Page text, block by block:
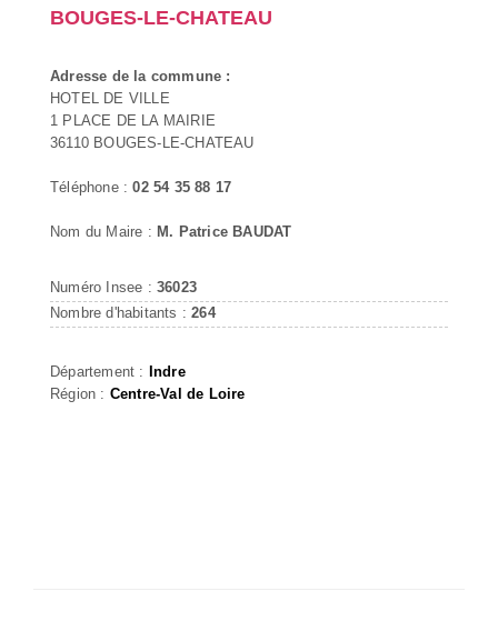
BOUGES-LE-CHATEAU
Adresse de la commune :
HOTEL DE VILLE
1 PLACE DE LA MAIRIE
36110 BOUGES-LE-CHATEAU
Téléphone :02 54 35 88 17
Nom du Maire : M. Patrice BAUDAT
Numéro Insee : 36023
Nombre d'habitants :264
Département : Indre
Région : Centre-Val de Loire